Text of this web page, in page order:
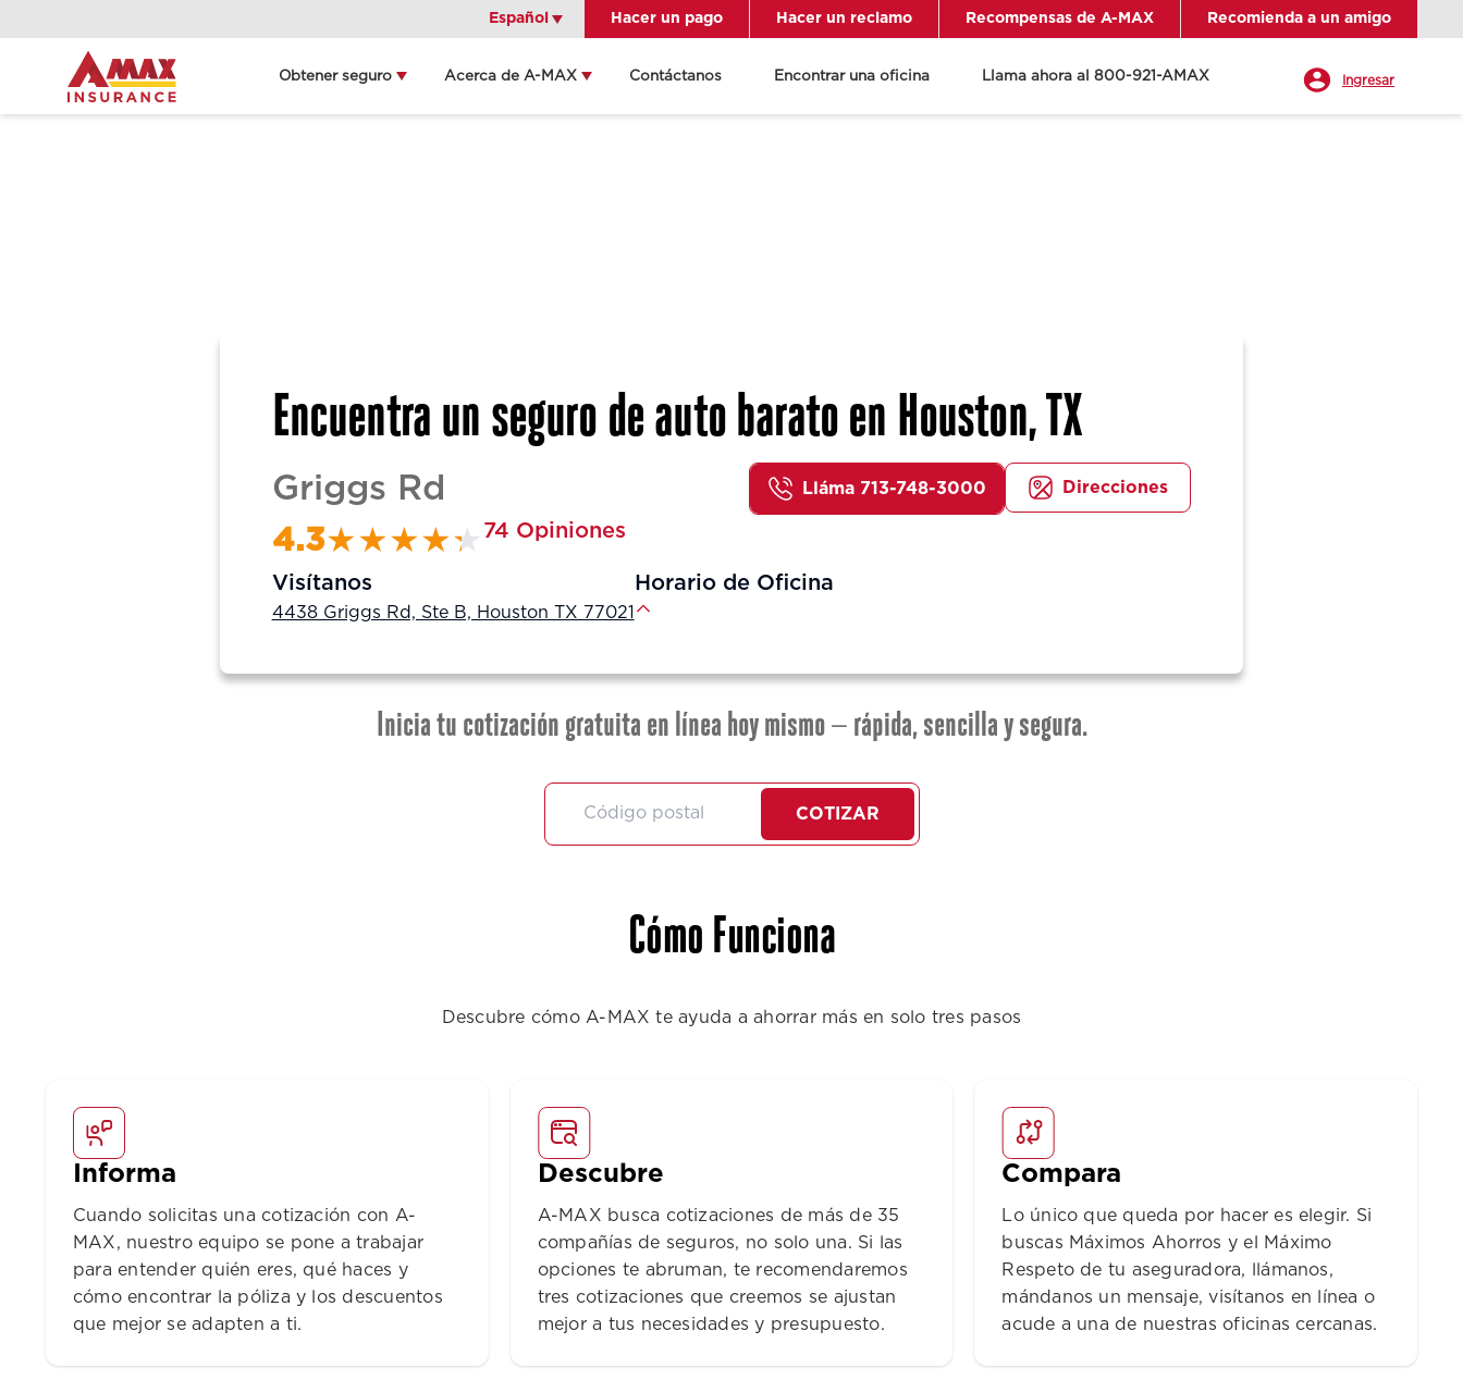
Español
Español Hacer un pago Hacer un reclamo Recompensas de A-MAX Recomienda a un amigo
Obtener seguro Acerca de A-MAX Contáctanos Encontrar una oficina Llama ahora al 800-921-AMAX Ingresar
Encuentra un seguro de auto barato en Houston, TX
Griggs Rd Lláma 713-748-3000 Direcciones
4.3 74 Opiniones
Visítanos
4438 Griggs Rd, Ste B, Houston TX 77021
Horario de Oficina
Inicia tu cotización gratuita en línea hoy mismo — rápida, sencilla y segura.
COTIZAR
Cómo Funciona
Descubre cómo A-MAX te ayuda a ahorrar más en solo tres pasos
Informa
Cuando solicitas una cotización con A-
MAX, nuestro equipo se pone a trabajar
para entender quién eres, qué haces y
cómo encontrar la póliza y los descuentos
que mejor se adapten a ti.
Descubre
A-MAX busca cotizaciones de más de 35
compañías de seguros, no solo una. Si las
opciones te abruman, te recomendaremos
tres cotizaciones que creemos se ajustan
mejor a tus necesidades y presupuesto.
Compara
Lo único que queda por hacer es elegir. Si
buscas Máximos Ahorros y el Máximo
Respeto de tu aseguradora, llámanos,
mándanos un mensaje, visítanos en línea o
acude a una de nuestras oficinas cercanas.